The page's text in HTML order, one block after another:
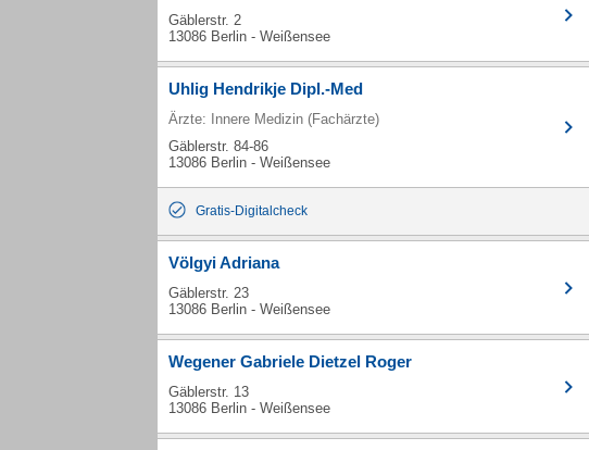
Gäblerstr. 2
13086 Berlin - Weißensee
Uhlig Hendrikje Dipl.-Med
Ärzte: Innere Medizin (Fachärzte)
Gäblerstr. 84-86
13086 Berlin - Weißensee
Gratis-Digitalcheck
Völgyi Adriana
Gäblerstr. 23
13086 Berlin - Weißensee
Wegener Gabriele Dietzel Roger
Gäblerstr. 13
13086 Berlin - Weißensee